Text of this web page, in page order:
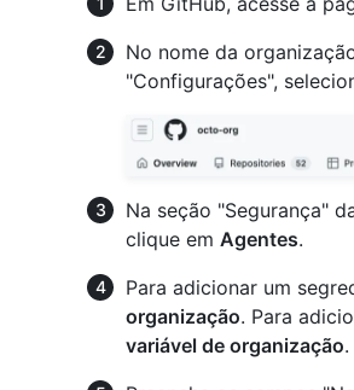
No nome da
"Configurações",
Na seção "Segurança"
clique em Agentes.
Para adicionar um
organização. Para
variável de organização.